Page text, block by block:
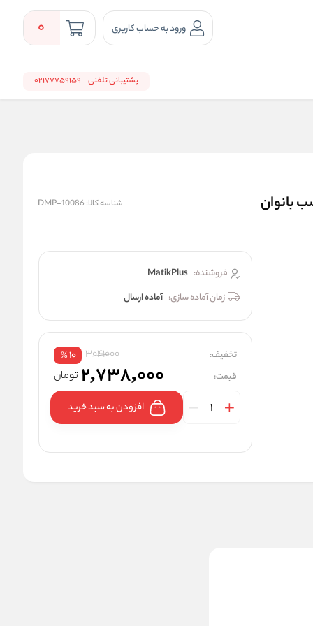
ورود به حساب کاربری 0
پشتیبانی تلفنی 02177759159
شناسه کالا: DMP-10086
فروشنده: MatikPlus
زمان آماده سازی: آماده ارسال
تخفیف: 3041000
10
%
قیمت: 2,738,000 تومان
افزودن به سبد خرید